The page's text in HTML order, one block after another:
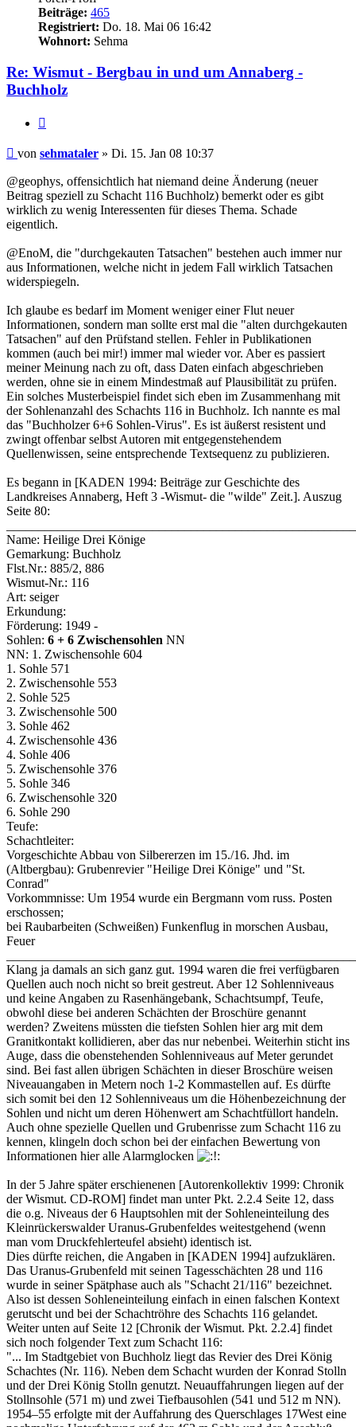
Beiträge: 465
Registriert: Do. 18. Mai 06 16:42
Wohnort: Sehma
Re: Wismut - Bergbau in und um Annaberg -
Buchholz
Beitrag
von sehmataler » Di. 15. Jan 08 10:37
@geophys, offensichtlich hat niemand deine Änderung (neuer
Beitrag speziell zu Schacht 116 Buchholz) bemerkt oder es gibt
wirklich zu wenig Interessenten für dieses Thema. Schade
eigentlich.
@EnoM, die "durchgekauten Tatsachen" bestehen auch immer nur
aus Informationen, welche nicht in jedem Fall wirklich Tatsachen
widerspiegeln.
Ich glaube es bedarf im Moment weniger einer Flut neuer
Informationen, sondern man sollte erst mal die "alten durchgekauten
Tatsachen" auf den Prüfstand stellen. Fehler in Publikationen
kommen (auch bei mir!) immer mal wieder vor. Aber es passiert
meiner Meinung nach zu oft, dass Daten einfach abgeschrieben
werden, ohne sie in einem Mindestmaß auf Plausibilität zu prüfen.
Ein solches Musterbeispiel findet sich eben im Zusammenhang mit
der Sohlenanzahl des Schachts 116 in Buchholz. Ich nannte es mal
das "Buchholzer 6+6 Sohlen-Virus". Es ist äußerst resistent und
zwingt offenbar selbst Autoren mit entgegenstehendem
Quellenwissen, seine entsprechende Textsequenz zu publizieren.
Es begann in [KADEN 1994: Beiträge zur Geschichte des
Landkreises Annaberg, Heft 3 -Wismut- die "wilde" Zeit.]. Auszug
Seite 80:
Name: Heilige Drei Könige
Gemarkung: Buchholz
Flst.Nr.: 885/2, 886
Wismut-Nr.: 116
Art: seiger
Erkundung:
Förderung: 1949 -
Sohlen: 6 + 6 Zwischensohlen NN
NN: 1. Zwischensohle 604
1. Sohle 571
2. Zwischensohle 553
2. Sohle 525
3. Zwischensohle 500
3. Sohle 462
4. Zwischensohle 436
4. Sohle 406
5. Zwischensohle 376
5. Sohle 346
6. Zwischensohle 320
6. Sohle 290
Teufe:
Schachtleiter:
Vorgeschichte Abbau von Silbererzen im 15./16. Jhd. im
(Altbergbau): Grubenrevier "Heilige Drei Könige" und "St.
Conrad"
Vorkommnisse: Um 1954 wurde ein Bergmann vom russ. Posten
erschossen;
bei Raubarbeiten (Schweißen) Funkenflug in morschen Ausbau,
Feuer
Klang ja damals an sich ganz gut. 1994 waren die frei verfügbaren
Quellen auch noch nicht so breit gestreut. Aber 12 Sohlenniveaus
und keine Angaben zu Rasenhängebank, Schachtsumpf, Teufe,
obwohl diese bei anderen Schächten der Broschüre genannt
werden? Zweitens müssten die tiefsten Sohlen hier arg mit dem
Granitkontakt kollidieren, aber das nur nebenbei. Weiterhin sticht ins
Auge, dass die obenstehenden Sohlenniveaus auf Meter gerundet
sind. Bei fast allen übrigen Schächten in dieser Broschüre weisen
Niveauangaben in Metern noch 1-2 Kommastellen auf. Es dürfte
sich somit bei den 12 Sohlenniveaus um die Höhenbezeichnung der
Sohlen und nicht um deren Höhenwert am Schachtfüllort handeln.
Auch ohne spezielle Quellen und Grubenrisse zum Schacht 116 zu
kennen, klingeln doch schon bei der einfachen Bewertung von
Informationen hier alle Alarmglocken
In der 5 Jahre später erschienenen [Autorenkollektiv 1999: Chronik
der Wismut. CD-ROM] findet man unter Pkt. 2.2.4 Seite 12, dass
die o.g. Niveaus der 6 Hauptsohlen mit der Sohleneinteilung des
Kleinrückerswalder Uranus-Grubenfeldes weitestgehend (wenn
man vom Druckfehlerteufel absieht) identisch ist.
Dies dürfte reichen, die Angaben in [KADEN 1994] aufzuklären.
Das Uranus-Grubenfeld mit seinen Tagesschächten 28 und 116
wurde in seiner Spätphase auch als "Schacht 21/116" bezeichnet.
Also ist dessen Sohleneinteilung einfach in einen falschen Kontext
gerutscht und bei der Schachtröhre des Schachts 116 gelandet.
Weiter unten auf Seite 12 [Chronik der Wismut. Pkt. 2.2.4] findet
sich noch folgender Text zum Schacht 116:
"... Im Stadtgebiet von Buchholz liegt das Revier des Drei König
Schachtes (Nr. 116). Neben dem Schacht wurden der Konrad Stolln
und der Drei König Stolln genutzt. Neuauffahrungen liegen auf der
Stollnsohle (571 m) und zwei Tiefbausohlen (541 und 512 m NN).
1954–55 erfolgte mit der Auffahrung des Querschlages 17West eine